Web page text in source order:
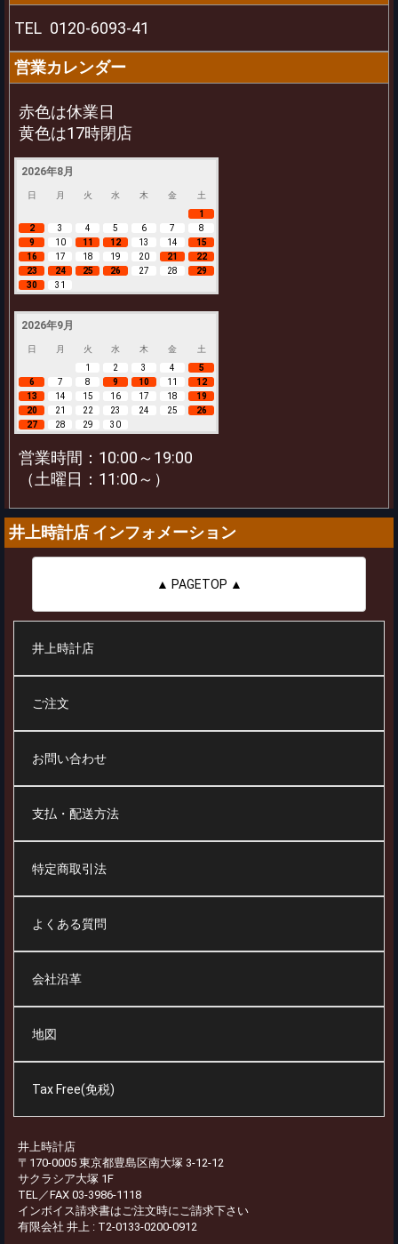
TEL 0120-6093-41
営業カレンダー
赤色は休業日
黄色は17時閉店
2026年8月
日 月 火 水 木 金
土
1
2
3 4 5 6 7
8
9
10 11 12 13 14
15
16
17 18 19 20 21
22
23
24 25 26 27 28
29
30
31
2026年9月
日 月 火 水 木 金
土
1
2 3 4
5
6
7 8 9 10 11
12
13
14 15 16 17 18
19
20
21 22 23 24 25
26
27
28 29 30
営業時間：10:00～19:00
（土曜日：11:00～）
井上時計店 インフォメーション
▲ PAGETOP ▲
井上時計店
ご注文
お問い合わせ
支払・配送方法
特定商取引法
よくある質問
会社沿革
地図
Tax Free(免税)
井上時計店
〒170-0005 東京都豊島区南大塚 3-12-12
サクラシア大塚 1F
TEL／FAX 03-3986-1118
インボイス請求書はご注文時にご請求下さい
有限会社 井上 : T2-0133-0200-0912